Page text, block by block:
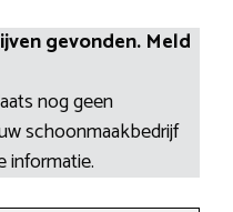
gevonden. Meld
nog geen
schoonmaakbedrijf
informatie.